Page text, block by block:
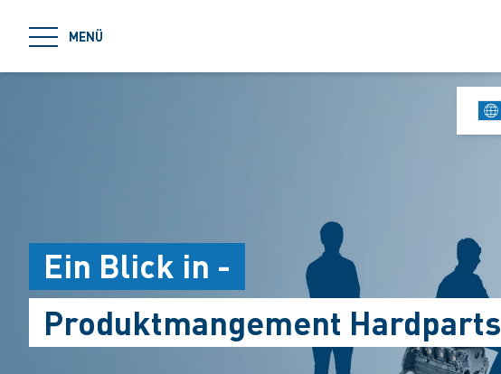
MENÜ
Ein Blick in -
Produktmangement Hardparts